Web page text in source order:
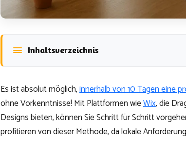
Inhaltsverzeichnis
Es ist absolut möglich,innerhalb von 10 Tagen eine
ohne Vorkenntnisse! Mit Plattformen wieWix, die
Designs bieten, können Sie Schritt für Schritt
profitieren von dieser Methode, da lokale